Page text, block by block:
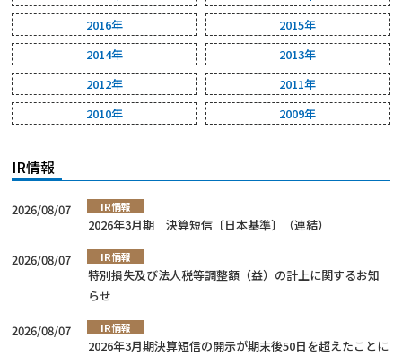
IR情報
2026/08/07 IR情報
2026年3月期 決算短信〔日本基準〕（連結）
2026/08/07 IR情報
特別損失及び法人税等調整額（益）の計上に関するお知
らせ
2026/08/07 IR情報
2026年3月期決算短信の開示が期末後50日を超えたことに
2016年
2015年
2014年
2013年
2012年
2011年
2010年
2009年